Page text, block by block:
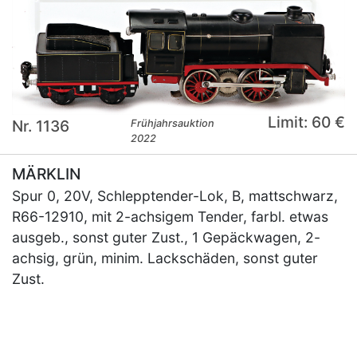
Nr. 1136
Frühjahrsauktion
2022
Limit: 60 €
MÄRKLIN
Spur 0, 20V, Schlepptender-Lok, B, mattschwarz,
R66-12910, mit 2-achsigem Tender, farbl. etwas
ausgeb., sonst guter Zust., 1 Gepäckwagen, 2-
achsig, grün, minim. Lackschäden, sonst guter
Zust.